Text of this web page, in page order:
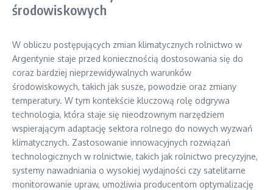
środowiskowych
W obliczu postępujących zmian klimatycznych rolnictwo w
Argentynie staje przed koniecznością dostosowania się do
coraz bardziej nieprzewidywalnych warunków
środowiskowych, takich jak susze, powodzie oraz zmiany
temperatury. W tym kontekście kluczową rolę odgrywa
technologia, która staje się nieodzownym narzędziem
wspierającym adaptację sektora rolnego do nowych wyzwań
klimatycznych. Zastosowanie innowacyjnych rozwiązań
technologicznych w rolnictwie, takich jak rolnictwo precyzyjne,
systemy nawadniania o wysokiej wydajności czy satelitarne
monitorowanie upraw, umożliwia producentom optymalizację